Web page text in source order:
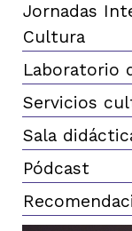
Jornadas
Cultura
Laboratorio
Servicios
Sala
Pódcast